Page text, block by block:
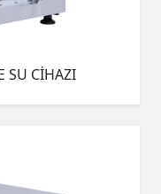
SU CİHAZI